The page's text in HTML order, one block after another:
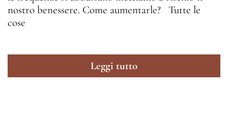
nostro benessere. Come aumentarle? Tutte le
cose
Leggi tutto